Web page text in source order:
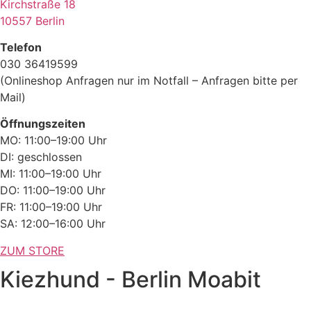
Kirchstraße 18
10557 Berlin
Telefon
030 36419599
(Onlineshop Anfragen nur im Notfall – Anfragen bitte per
Mail)
Öffnungszeiten
MO: 11:00–19:00 Uhr
DI: geschlossen
MI: 11:00–19:00 Uhr
DO: 11:00–19:00 Uhr
FR: 11:00–19:00 Uhr
SA: 12:00–16:00 Uhr
ZUM STORE
Kiezhund - Berlin Moabit